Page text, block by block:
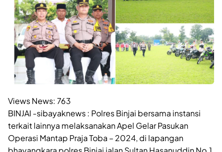
Views News: 763
BINJAI -sibayaknews : Polres Binjai bersama instansi
terkait lainnya melaksanakan Apel Gelar Pasukan
Operasi Mantap Praja Toba – 2024, di lapangan